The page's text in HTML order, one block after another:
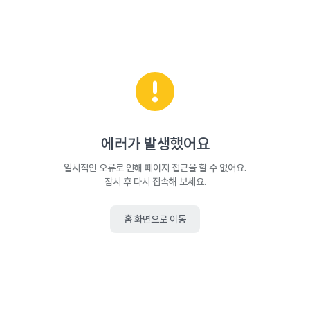
에러가 발생했어요
일시적인 오류로 인해 페이지 접근을 할 수 없어요.
잠시 후 다시 접속해 보세요.
홈 화면으로 이동